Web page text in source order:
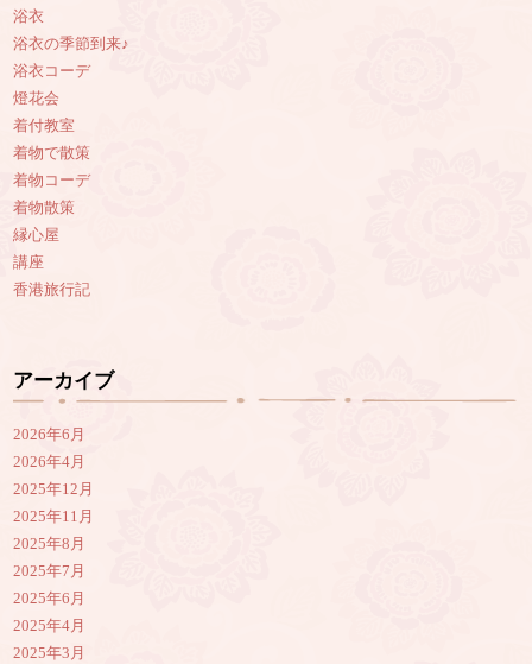
浴衣
浴衣の季節到来♪
浴衣コーデ
燈花会
着付教室
着物で散策
着物コーデ
着物散策
縁心屋
講座
香港旅行記
アーカイブ
2026年6月
2026年4月
2025年12月
2025年11月
2025年8月
2025年7月
2025年6月
2025年4月
2025年3月